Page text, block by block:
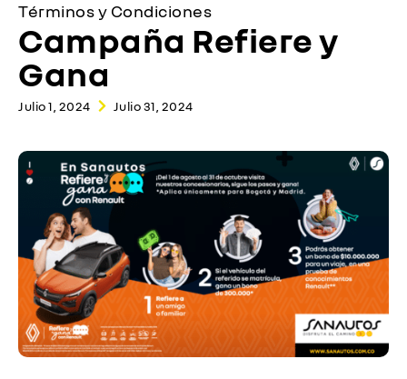
Términos y Condiciones
Campaña Refiere y
Gana
Julio 1, 2024 Julio 31, 2024